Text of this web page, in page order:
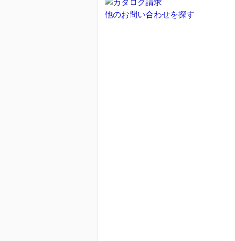
他のお問い合わせを探す